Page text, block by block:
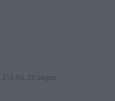
213 Ko, 25 pages